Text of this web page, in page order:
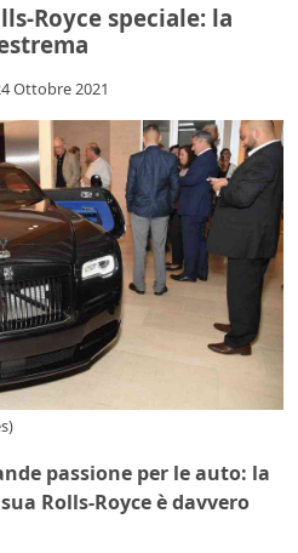
Royce speciale: la
Ottobre 2021
passione per le auto: la
Rolls-Royce è davvero